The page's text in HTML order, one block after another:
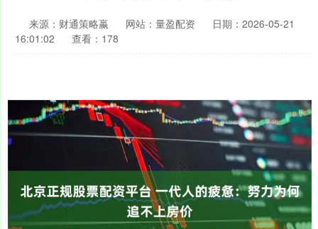
来源：财通策略嬴 网站：量盈配资
日期：2026-05-21
16:01:02
查看：178